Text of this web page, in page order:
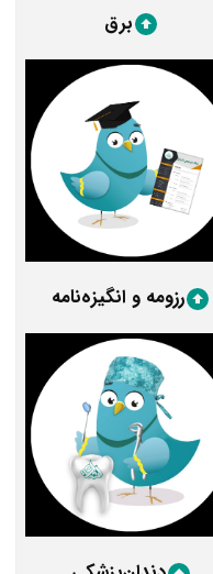
برق
رزومه و انگیزه‌نامه